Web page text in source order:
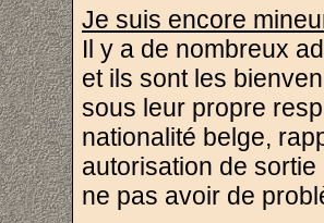
Je suis encore
Il y a de nombreux
et ils sont les
sous leur propre
nationalité belge,
autorisation de
ne pas avoir de